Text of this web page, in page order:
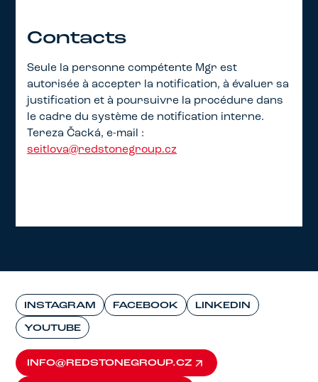
Contacts
Seule la personne compétente Mgr est
autorisée à accepter la notification, à évaluer sa
justification et à poursuivre la procédure dans
le cadre du système de notification interne.
Tereza Čacká, e-mail :
seitlova@redstonegroup.cz
INSTAGRAM FACEBOOK LINKEDIN
YOUTUBE
INFO@REDSTONEGROUP.CZ
INFO@REDSTONEGROUP.CZ